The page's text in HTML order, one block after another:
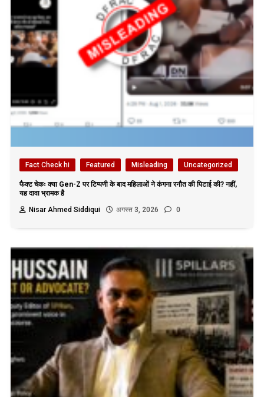
Fact Check hi Featured Misleading Uncategorized
फैक्ट चेकः क्या Gen-Z पर टिप्पणी के बाद महिलाओं ने कंगना रनौत की पिटाई की? नहीं,
यह दावा भ्रामक है
Nisar Ahmed Siddiqui
अगस्त 3, 2026 0